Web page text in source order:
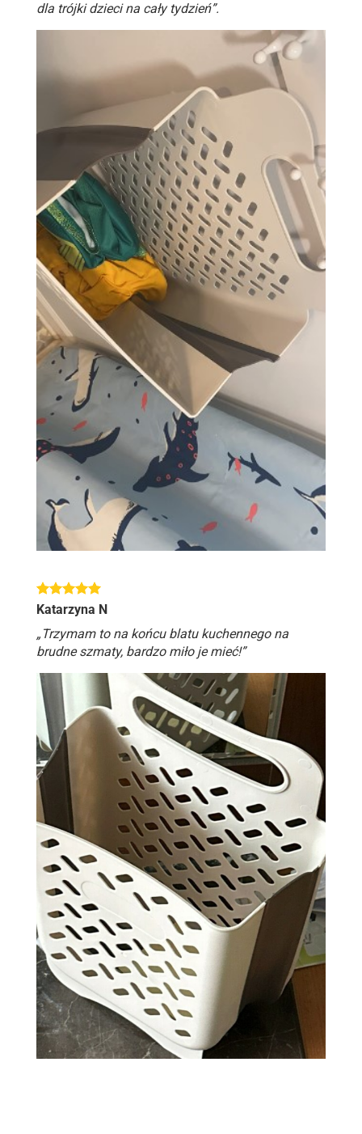
dla trójki dzieci na cały tydzień”.
Katarzyna N
„Trzymam to na końcu blatu kuchennego na
brudne szmaty, bardzo miło je mieć!”